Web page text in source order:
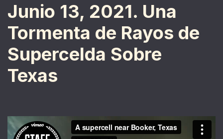
Junio 13, 2021. Una
Tormenta de Rayos de
Supercelda Sobre
Texas